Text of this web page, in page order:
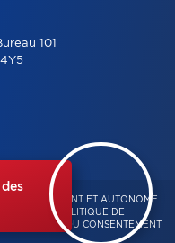
101
INDÉPENDANT ET AUTONOME
-POLITIQUE DE
GESTION DU CONSENTEMENT